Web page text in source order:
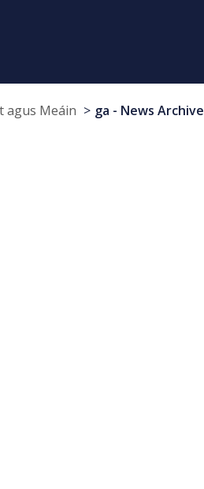
agus Meáin
ga - News Archive